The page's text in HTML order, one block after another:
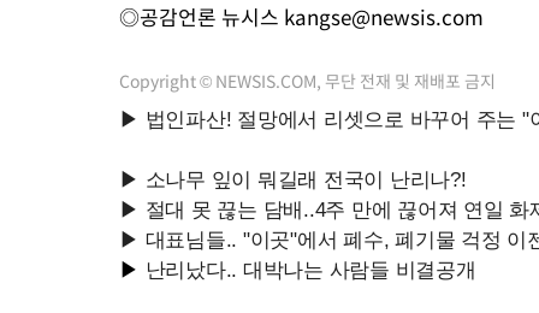
◎공감언론 뉴시스 kangse@newsis.com
Copyright © NEWSIS.COM, 무단 전재 및 재배포 금지